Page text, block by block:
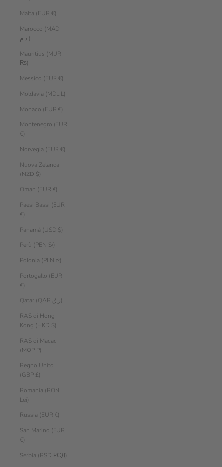
Malta (EUR €)
Marocco (MAD
د.م.)
Mauritius (MUR
₨)
Messico (EUR €)
Moldavia (MDL L)
Monaco (EUR €)
Montenegro (EUR
€)
Norvegia (EUR €)
Nuova Zelanda
(NZD $)
Oman (EUR €)
Paesi Bassi (EUR
€)
Panamá (USD $)
Perù (PEN S/)
Polonia (PLN zł)
Portogallo (EUR
€)
Qatar (QAR ر.ق)
RAS di Hong
Kong (HKD $)
RAS di Macao
(MOP P)
Regno Unito
(GBP £)
Romania (RON
Lei)
Russia (EUR €)
San Marino (EUR
€)
Serbia (RSD РСД)